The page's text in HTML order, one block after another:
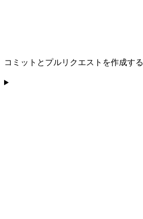
コミットとプルリクエストを作成する